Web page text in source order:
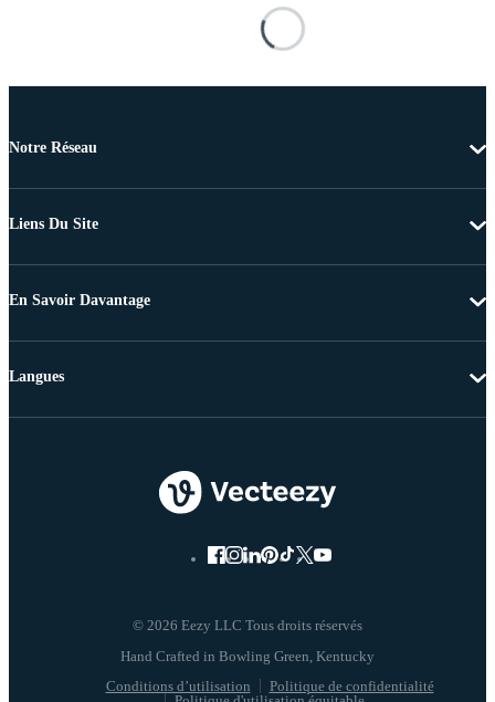
Notre Réseau
Liens Du Site
En Savoir Davantage
© 2026 Eezy LLC Tous droits réservés
Conditions d’utilisation
Politique de confidentialité
Langues